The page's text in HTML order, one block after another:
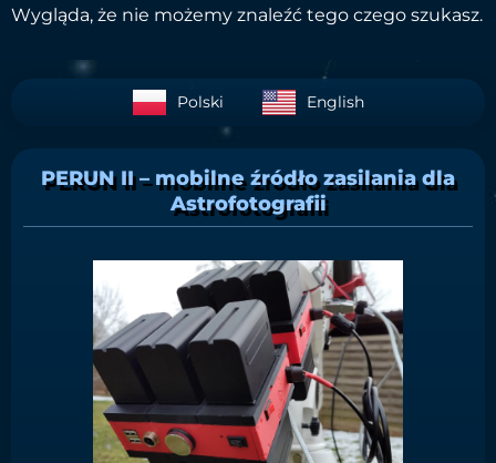
Wygląda, że nie możemy znaleźć tego czego szukasz.
Polski English
PERUN II – mobilne źródło zasilania dla
Astrofotografii